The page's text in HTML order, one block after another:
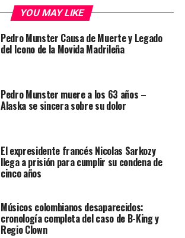
YOU MAY LIKE
Pedro Munster Causa de Muerte y Legado
del Icono de la Movida Madrileña
Pedro Munster muere a los 63 años –
Alaska se sincera sobre su dolor
El expresidente francés Nicolas Sarkozy
llega a prisión para cumplir su condena de
cinco años
Músicos colombianos desaparecidos:
cronología completa del caso de B-King y
Regio Clown